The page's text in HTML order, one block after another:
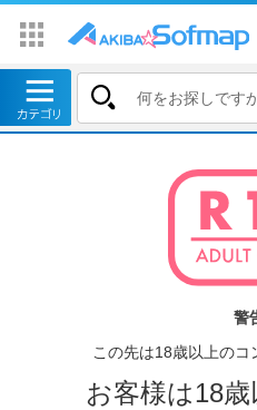
警
この先は18歳以上のコ
お客様は18